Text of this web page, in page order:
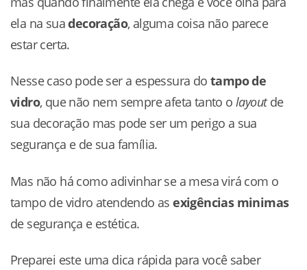
ela na suadecoração, alguma coisa não parece
estar certa.
Nesse caso pode ser a espessura do tampo de
vidro, que não nem sempre afeta tanto o layoutde
sua decoração mas pode ser um perigo a sua
segurança e de sua família.
Mas não há como adivinhar se a mesa virá com o
tampo de vidro atendendo asexigências minimas
de segurança e estética.
Preparei este uma dica rápida para você saber